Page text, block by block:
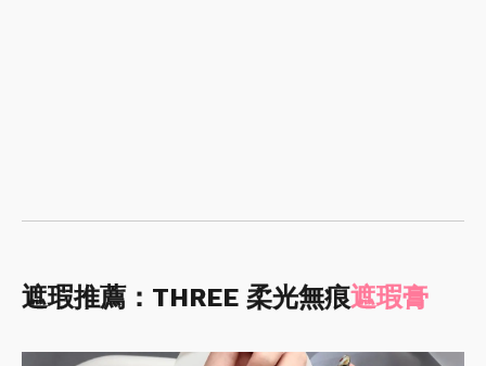
遮瑕推薦：THREE 柔光無痕遮瑕膏